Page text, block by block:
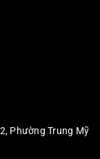
Phường Trung Mỹ